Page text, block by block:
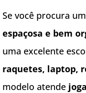
Se você procura
espaçosa e bem
uma excelente
raquetes, laptop,
modelo atende